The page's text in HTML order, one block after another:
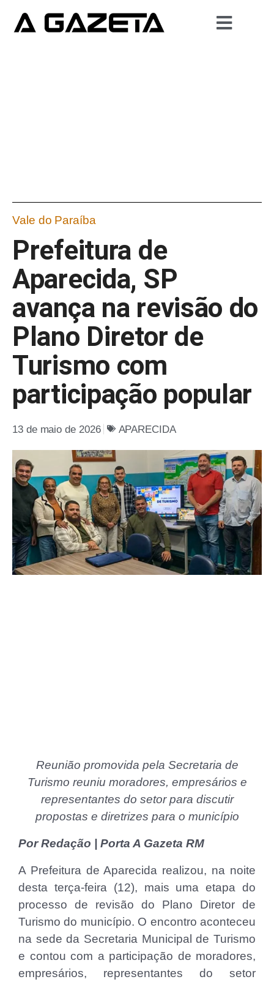
Vale do Paraíba
Prefeitura de
Aparecida, SP
avança na revisão do
Plano Diretor de
Turismo com
participação popular
13 de maio de 2026 APARECIDA
Reunião promovida pela Secretaria de
Turismo reuniu moradores, empresários e
representantes do setor para discutir
propostas e diretrizes para o município
Por Redação | Porta A Gazeta RM
A Prefeitura de Aparecida realizou, na noite
desta terça-feira (12), mais uma etapa do
processo de revisão do Plano Diretor de
Turismo do município. O encontro aconteceu
na sede da Secretaria Municipal de Turismo
e contou com a participação de moradores,
empresários, representantes do setor